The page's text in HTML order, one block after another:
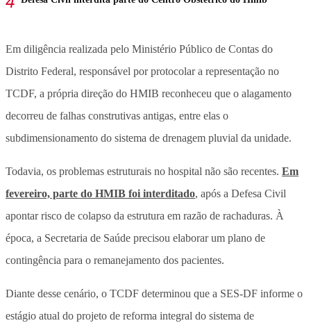
Em diligência realizada pelo Ministério Público de Contas do
Distrito Federal, responsável por protocolar a representação no
TCDF, a própria direção do HMIB reconheceu que o alagamento
decorreu de falhas construtivas antigas, entre elas o
subdimensionamento do sistema de drenagem pluvial da unidade.
Todavia, os problemas estruturais no hospital não são recentes. Em
fevereiro, parte do HMIB foi interditado, após a Defesa Civil
apontar risco de colapso da estrutura em razão de rachaduras. À
época, a Secretaria de Saúde precisou elaborar um plano de
contingência para o remanejamento dos pacientes.
Diante desse cenário, o TCDF determinou que a SES-DF informe o
estágio atual do projeto de reforma integral do sistema de